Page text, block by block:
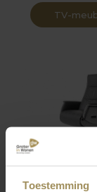
Toestemming
TV-